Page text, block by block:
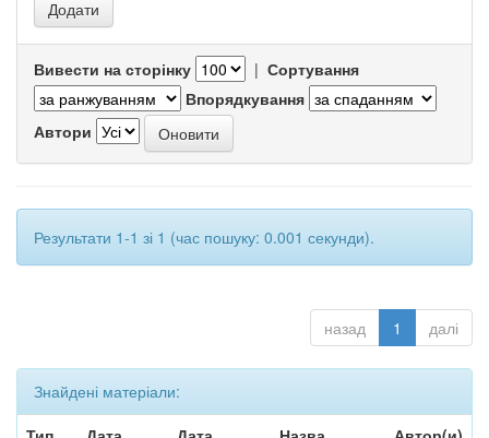
Вивести на сторінку | Сортування
Впорядкування
Автори
Результати 1-1 зі 1 (час пошуку: 0.001 секунди).
назад 1 далі
Знайдені матеріали: